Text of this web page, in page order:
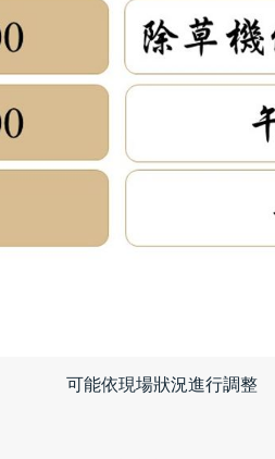
可能依現場狀況進行調整